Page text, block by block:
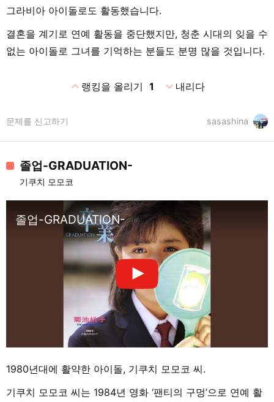
그라비아 아이돌로도 활동했습니다.
결혼을 계기로 연예 활동을 중단했지만, 청춘 시대의 잊을 수
없는 아이돌로 그녀를 기억하는 분들도 분명 많을 것입니다.
expand_less랭킹을 올리기 1 expand_more내리다
sasashina
문제를 신고하기
졸업-GRADUATION-
기쿠치 모모코
졸업-GRADUATION-
1980년대에 활약한 아이돌, 기쿠치 모모코 씨.
기쿠치 모모코 씨는 1984년 영화 ‘팬티의 구멍’으로 연예 활